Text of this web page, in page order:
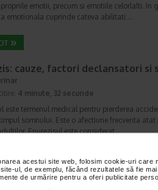
acestui site web, folosim cookie-uri care
ul, de exemplu, făcând rezultatele să fie
de urmărire pentru a oferi publicitate
emotii, precum si emotiile celorlalti. In
emotionala cuprinde cateva abilitati:…
cauze, factori declansatori si
4 minute, 32 secunde
este termenul medical pentru pierderea
somnului. Este o afectiune frecventa
Enurezisul este considerat…
de prea plin: cand indica o